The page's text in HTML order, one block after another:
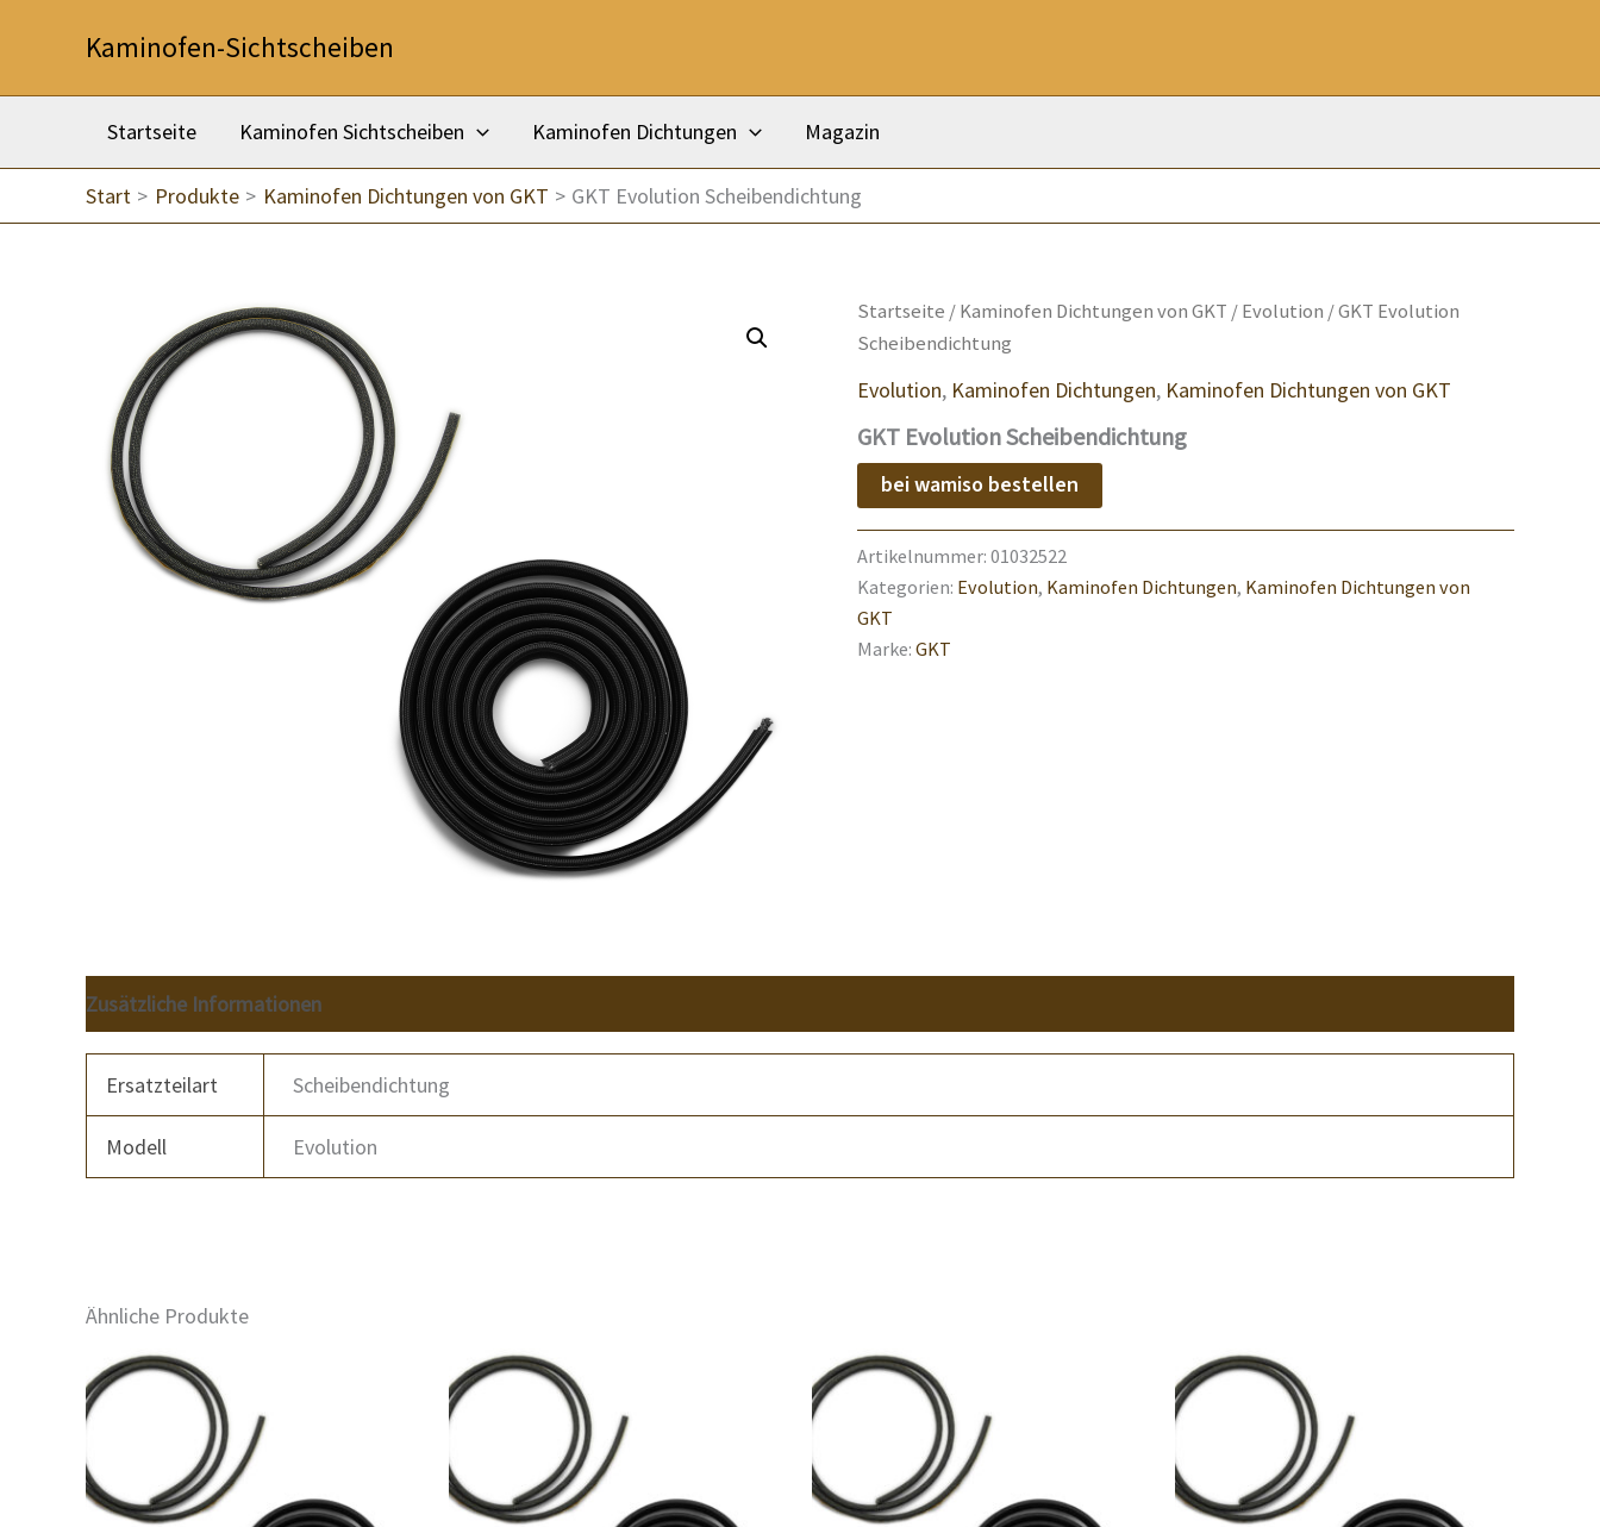
Kaminofen-Sichtscheiben
Startseite Kaminofen Sichtscheiben Kaminofen Dichtungen Magazin
Start Produkte Kaminofen Dichtungen von GKT GKT Evolution Scheibendichtung
Startseite /Kaminofen Dichtungen von GKT /Evolution / GKT Evolution
Scheibendichtung
Evolution, Kaminofen Dichtungen, Kaminofen Dichtungen von GKT
GKT Evolution Scheibendichtung
bei wamiso bestellen
Artikelnummer: 01032522
Kategorien: Evolution, Kaminofen Dichtungen, Kaminofen Dichtungen von
GKT
Marke: GKT
Zusätzliche Informationen
Ersatzteilart Scheibendichtung
Modell Evolution
Ähnliche Produkte